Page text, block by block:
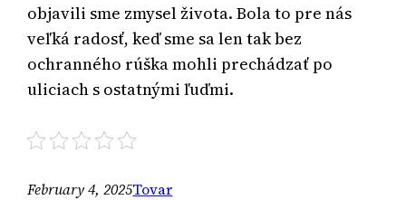
objavili sme zmysel života. Bola to pre nás
veľká radosť, keď sme sa len tak bez
ochranného rúška mohli prechádzať po
uliciach s ostatnými ľuďmi.
February 4, 2025Tovar